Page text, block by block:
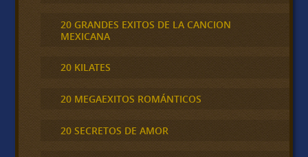
20 GRANDES EXITOS DE LA CANCION
MEXICANA
20 KILATES
20 MEGAEXITOS ROMÁNTICOS
20 SECRETOS DE AMOR